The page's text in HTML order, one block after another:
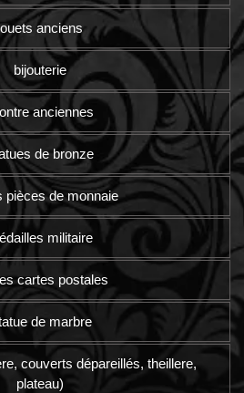
anciens
bijouterie
anciennes
de bronze
pièces de monnaie
militaire
cartes postales
de marbre
couverts dépareillés, theillere,
plateau)